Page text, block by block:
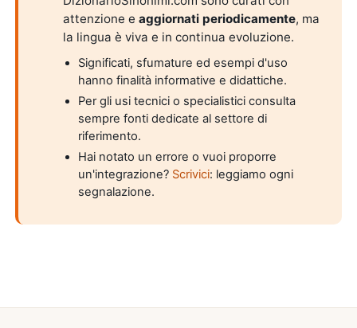
attenzione eaggiornati periodicamente, ma
la lingua è viva e in continua evoluzione.
Significati, sfumature ed esempi d'uso
hanno finalità informative e didattiche.
Per gli usi tecnici o specialistici consulta
sempre fonti dedicate al settore di
riferimento.
Hai notato un errore o vuoi proporre
un'integrazione? Scrivici: leggiamo ogni
segnalazione.